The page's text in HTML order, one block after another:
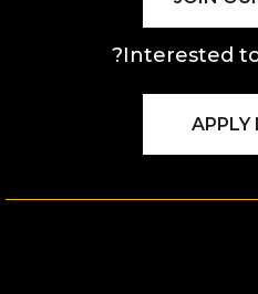
Interested
APPLY